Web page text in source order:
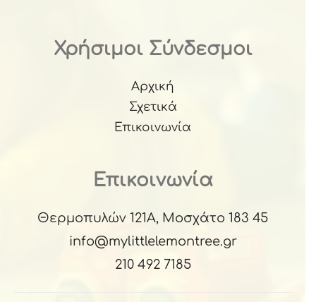
Χρήσιμοι Σύνδεσμοι
Αρχική
Σχετικά
Επικοινωνία
Επικοινωνία
Θερμοπυλών 121Α, Μοσχάτο 183 45
info@mylittlelemontree.gr
210 492 7185